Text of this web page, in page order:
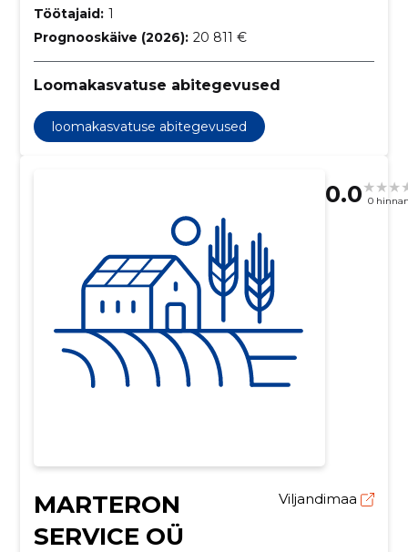
Töötajaid: 1
Prognooskäive (2026): 20 811 €
Loomakasvatuse abitegevused
loomakasvatuse abitegevused
0.0 0
MARTERON
SERVICE OÜ
Viljandimaa